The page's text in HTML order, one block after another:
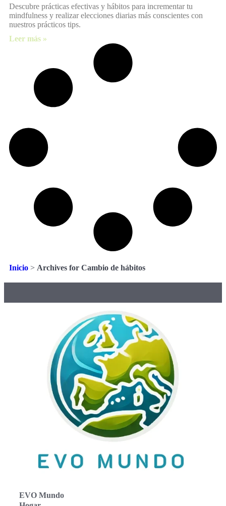
Descubre prácticas efectivas y hábitos para incrementar tu
mindfulness y realizar elecciones diarias más conscientes con
nuestros prácticos tips.
Leer más »
Inicio > Archives for Cambio de hábitos
EVO Mundo